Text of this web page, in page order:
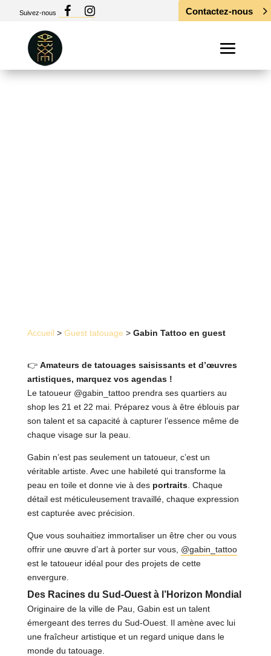
Suivez-nous Contactez-nous
Accueil > Guest tatouage > Gabin Tattoo en guest
👉 Amateurs de tatouages saisissants et d’œuvres
artistiques, marquez vos agendas !
Le tatoueur @gabin_tattoo prendra ses quartiers au
shop les 21 et 22 mai. Préparez vous à être éblouis par
son talent et sa capacité à capturer l’essence même de
chaque visage sur la peau.
Gabin n’est pas seulement un tatoueur, c’est un
véritable artiste. Avec une habileté qui transforme la
peau en toile et donne vie à des portraits. Chaque
détail est méticuleusement travaillé, chaque expression
est capturée avec précision.
Que vous souhaitiez immortaliser un être cher ou vous
offrir une œuvre d’art à porter sur vous, @gabin_tattoo
est le tatoueur idéal pour des projets de cette
envergure.
Des Racines du Sud-Ouest à l’Horizon Mondial
Originaire de la ville de Pau, Gabin est un talent
émergeant des terres du Sud-Ouest. Il amène avec lui
une fraîcheur artistique et un regard unique dans le
monde du tatouage.